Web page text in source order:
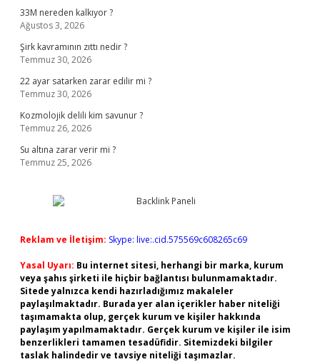
33M nereden kalkıyor ?
Ağustos 3, 2026
Şirk kavramının zıttı nedir ?
Temmuz 30, 2026
22 ayar satarken zarar edilir mi ?
Temmuz 30, 2026
Kozmolojik delili kim savunur ?
Temmuz 26, 2026
Su altına zarar verir mi ?
Temmuz 25, 2026
Reklam ve İletişim: Skype: live:.cid.575569c608265c69
Yasal Uyarı: Bu internet sitesi, herhangi bir marka, kurum
veya şahıs şirketi ile hiçbir bağlantısı bulunmamaktadır.
Sitede yalnızca kendi hazırladığımız makaleler
paylaşılmaktadır. Burada yer alan içerikler haber niteliği
taşımamakta olup, gerçek kurum ve kişiler hakkında
paylaşım yapılmamaktadır. Gerçek kurum ve kişiler ile isim
benzerlikleri tamamen tesadüfidir. Sitemizdeki bilgiler
taslak halindedir ve tavsiye niteliği taşımazlar.